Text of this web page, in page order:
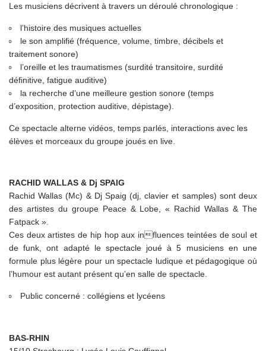
Les musiciens décrivent à travers un déroulé chronologique :
l’histoire des musiques actuelles
le son amplifié (fréquence, volume, timbre, décibels et
traitement sonore)
l’oreille et les traumatismes (surdité transitoire, surdité
définitive, fatigue auditive)
la recherche d’une meilleure gestion sonore (temps
d’exposition, protection auditive, dépistage).
Ce spectacle alterne vidéos, temps parlés, interactions avec les
élèves et morceaux du groupe joués en live.
RACHID WALLAS & Dj SPAIG
Rachid Wallas (Mc) & Dj Spaig (dj, clavier et samples) sont deux
des artistes du groupe Peace & Lobe, « Rachid Wallas & The
Fatpack ».
Ces deux artistes de hip hop aux influences teintées de soul et
de funk, ont adapté le spectacle joué à 5 musiciens en une
formule plus légère pour un spectacle ludique et pédagogique où
l’humour est autant présent qu’en salle de spectacle.
Public concerné : collégiens et lycéens
BAS-RHIN